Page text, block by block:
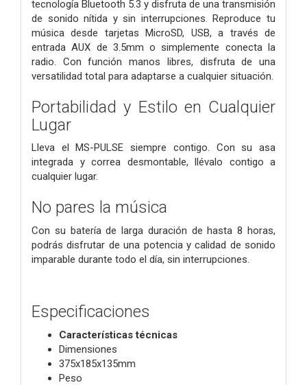
tecnología Bluetooth 5.3 y disfruta de una transmisión
de sonido nítida y sin interrupciones. Reproduce tu
música desde tarjetas MicroSD, USB, a través de
entrada AUX de 3.5mm o simplemente conecta la
radio. Con función manos libres, disfruta de una
versatilidad total para adaptarse a cualquier situación.
Portabilidad y Estilo en Cualquier
Lugar
Lleva el MS-PULSE siempre contigo. Con su asa
integrada y correa desmontable, llévalo contigo a
cualquier lugar.
No pares la música
Con su batería de larga duración de hasta 8 horas,
podrás disfrutar de una potencia y calidad de sonido
imparable durante todo el día, sin interrupciones.
Especificaciones
Características técnicas
Dimensiones
375x185x135mm
Peso